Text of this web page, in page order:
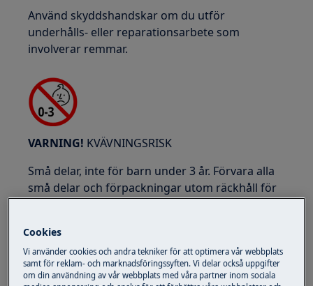
Använd skyddshandskar om du utför
underhålls- eller reparationsarbete som
involverar remmar.
VARNING! KVÄVNINGSRISK
Små delar, inte för barn under 3 år. Förvara alla
små delar och förpackningar utom räckhåll för
Endast vuxna bör använda eller installera
produkten.
Töm alltid apparaten på allt vatten, t.ex.
Cookies
Vi använder cookies och andra tekniker för att optimera vår webbplats
samt för reklam- och marknadsföringssyften. Vi delar också uppgifter
om din användning av vår webbplats med våra partner inom sociala